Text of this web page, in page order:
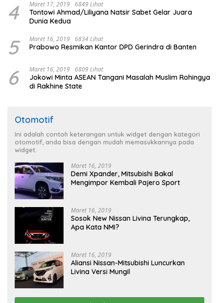
4 Maret 17, 2019 6849 Lihat
Tontowi Ahmad/Liliyana Natsir Sabet Gelar Juara
Dunia Kedua
5 Maret 16, 2019 6834 Lihat
Prabowo Resmikan Kantor DPD Gerindra di Banten
6 Maret 16, 2019 6809 Lihat
Jokowi Minta ASEAN Tangani Masalah Muslim Rohingya
di Rakhine State
Otomotif
Ini adalah contoh keterangan untuk widget dengan kategori
otomotif, anda bisa dengan mudah memasukkannya pada
widget.
Maret 16, 2019
Demi Xpander, Mitsubishi Bakal
Mengimpor Kembali Pajero Sport
Maret 16, 2019
Sosok New Nissan Livina Terungkap,
Apa Kata NMI?
Maret 16, 2019
Aliansi Nissan-Mitsubishi Luncurkan
Livina Versi Mungil